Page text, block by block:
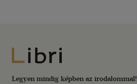
Libri
Legyen mindig képben az irodalommal!